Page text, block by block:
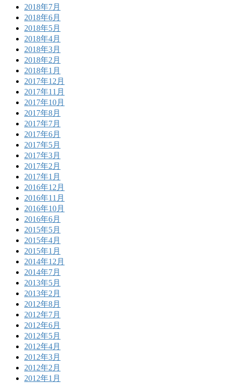
2018年7月
2018年6月
2018年5月
2018年4月
2018年3月
2018年2月
2018年1月
2017年12月
2017年11月
2017年10月
2017年8月
2017年7月
2017年6月
2017年5月
2017年3月
2017年2月
2017年1月
2016年12月
2016年11月
2016年10月
2016年6月
2015年5月
2015年4月
2015年1月
2014年12月
2014年7月
2013年5月
2013年2月
2012年8月
2012年7月
2012年6月
2012年5月
2012年4月
2012年3月
2012年2月
2012年1月